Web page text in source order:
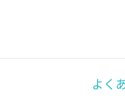
よく